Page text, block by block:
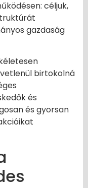
céljuk,
gazdaság
birtokolná
és
és gyorsan